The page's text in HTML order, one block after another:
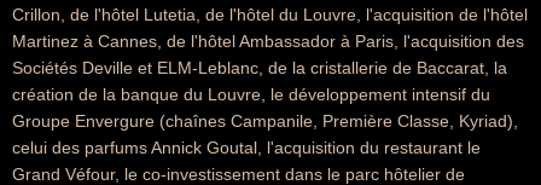
Crillon, de l'hôtel Lutetia, de l'hôtel du Louvre, l'acquisition de l'hôtel
Martinez à Cannes, de l'hôtel Ambassador à Paris, l'acquisition des
Sociétés Deville et ELM-Leblanc, de la cristallerie de Baccarat, la
création de la banque du Louvre, le développement intensif du
Groupe Envergure (chaînes Campanile, Première Classe, Kyriad),
celui des parfums Annick Goutal, l'acquisition du restaurant le
Grand Véfour, le co-investissement dans le parc hôtelier de